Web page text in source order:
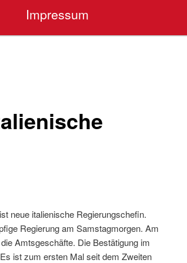
Impressum
neue italienische Regierungschefin.
Regierung am Samstagmorgen. Am
Amtsgeschäfte. Die Bestätigung im
ist zum ersten Mal seit dem Zweiten